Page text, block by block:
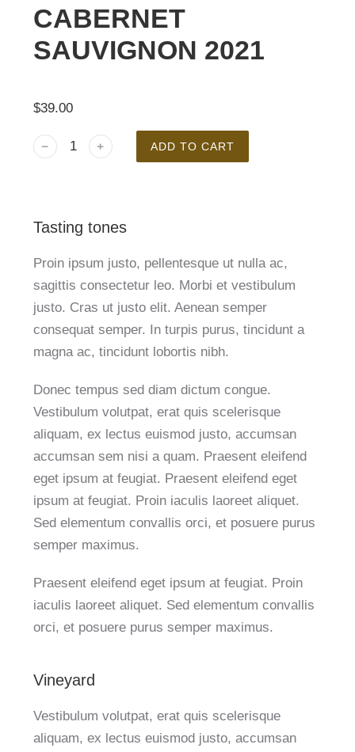
CABERNET
SAUVIGNON 2021
$39.00
﹣ ﹢ ADD TO CART
Tasting tones
Proin ipsum justo, pellentesque ut nulla ac,
sagittis consectetur leo. Morbi et vestibulum
justo. Cras ut justo elit. Aenean semper
consequat semper. In turpis purus, tincidunt a
magna ac, tincidunt lobortis nibh.
Donec tempus sed diam dictum congue.
Vestibulum volutpat, erat quis scelerisque
aliquam, ex lectus euismod justo, accumsan
accumsan sem nisi a quam. Praesent eleifend
eget ipsum at feugiat. Praesent eleifend eget
ipsum at feugiat. Proin iaculis laoreet aliquet.
Sed elementum convallis orci, et posuere purus
semper maximus.
Praesent eleifend eget ipsum at feugiat. Proin
iaculis laoreet aliquet. Sed elementum convallis
orci, et posuere purus semper maximus.
Vineyard
Vestibulum volutpat, erat quis scelerisque
aliquam, ex lectus euismod justo, accumsan